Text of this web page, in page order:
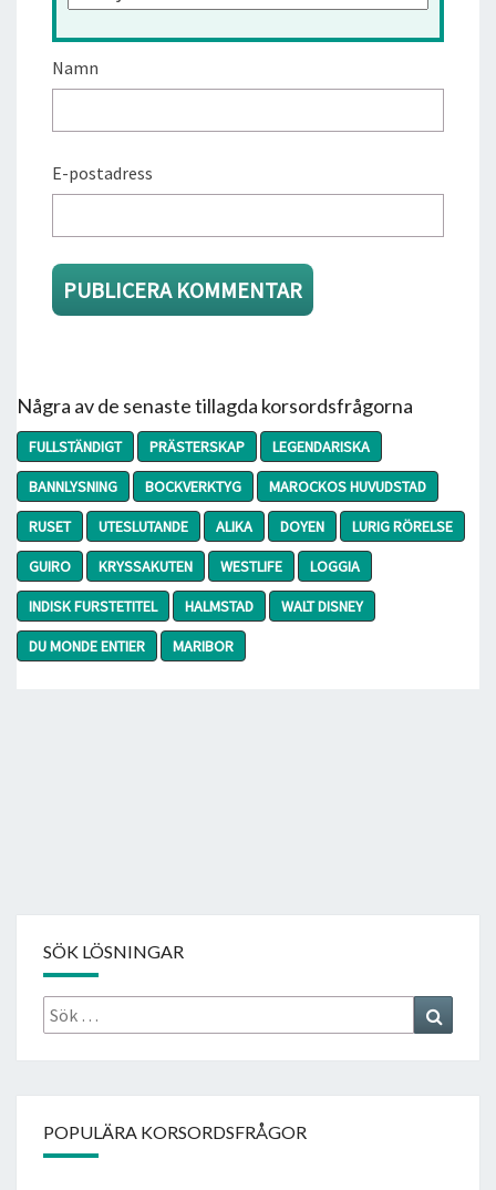
Namn
E-postadress
Några av de senaste tillagda korsordsfrågorna
FULLSTÄNDIGT PRÄSTERSKAP
LEGENDARISKA
BANNLYSNING
BOCKVERKTYG
MAROCKOS HUVUDSTAD
RUSET
UTESLUTANDE ALIKA DOYEN
LURIG RÖRELSE
GUIRO
KRYSSAKUTEN WESTLIFE
LOGGIA
INDISK FURSTETITEL
HALMSTAD
WALT DISNEY
DU MONDE ENTIER
MARIBOR
SÖK LÖSNINGAR
Sök
efter:
POPULÄRA KORSORDSFRÅGOR